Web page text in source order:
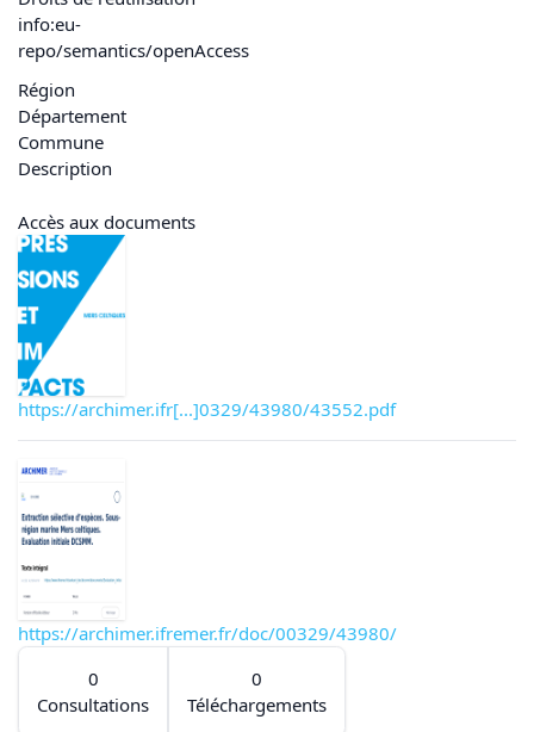
info:eu-
repo/semantics/openAccess
Région
Département
Commune
Description
Accès aux documents
https://archimer.ifr[...]0329/43980/43552.pdf
https://archimer.ifremer.fr/doc/00329/43980/
0
Consultations
0
Téléchargements